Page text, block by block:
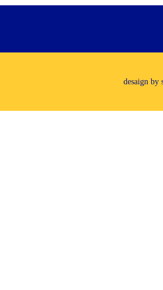
desaign by